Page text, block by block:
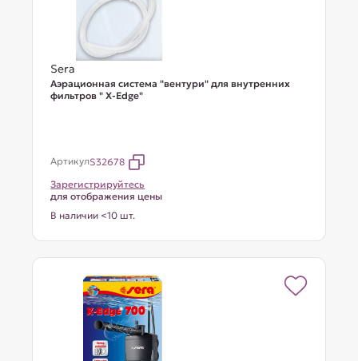
Sera
Аэрационная система "вентури" для внутренних
фильтров " X-Edge"
АртикулS32678
Зарегистрируйтесь
для отображения цены
В наличии <10 шт.